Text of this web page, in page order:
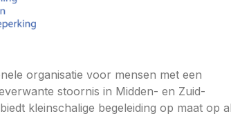
organisatie voor mensen met een
stoornis in Midden- en Zuid-
kleinschalige begeleiding op maat op